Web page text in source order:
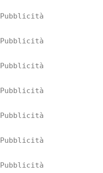
Pubblicità
Pubblicità
Pubblicità
Pubblicità
Pubblicità
Pubblicità
Pubblicità